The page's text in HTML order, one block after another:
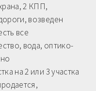
2 КПП,
возведен
все
вода, оптико-
на 2 или 3 участка